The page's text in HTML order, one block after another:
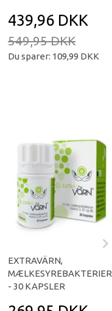
439,96 DKK
549,95 DKK
Du sparer: 109,99 DKK
EXTRAVÄRN,
MÆLKESYREBAKTERIER
- 30 KAPSLER